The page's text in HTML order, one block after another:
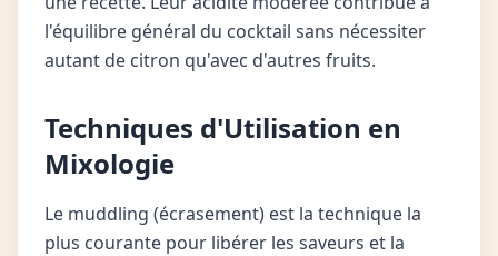
l'équilibre général du cocktail sans nécessiter
autant de citron qu'avec d'autres fruits.
Techniques d'Utilisation en
Mixologie
Le muddling (écrasement) est la technique la
plus courante pour libérer les saveurs et la